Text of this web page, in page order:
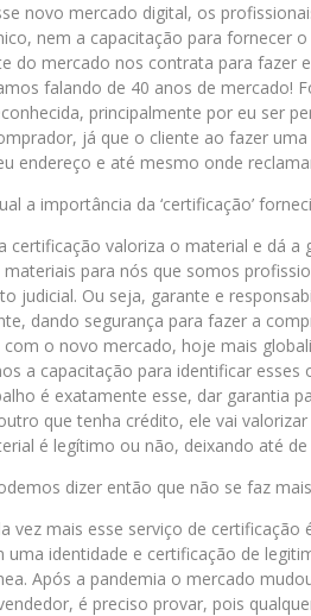
novo mercado digital, os
nem a capacitação para fornecer
do mercado nos contrata para fazer
falando de 40 anos de mercado!
principalmente por eu ser
já que o cliente ao fazer
endereço e até mesmo onde
a importância da ‘certificação’
certificação valoriza o material e dá a
materiais para nós que somos
judicial. Ou seja, garante e
dando segurança para fazer a
com o novo mercado, hoje mais
a capacitação para identificar
é exatamente esse, dar garantia
que tenha crédito, ele vai
é legítimo ou não, deixando até
dizer então que não se faz
vez mais esse serviço de
uma identidade e certificação de
Após a pandemia o mercado
é preciso provar, pois